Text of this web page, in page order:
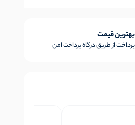
بهترین قیمت
پرداخت از طریق درگاه پرداخت امن